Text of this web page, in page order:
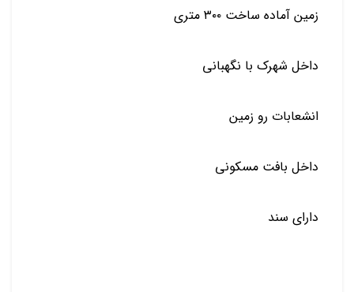
زمین آماده ساخت ۳۰۰ متری
داخل شهرک با نگهبانی
انشعابات رو زمین
داخل بافت مسکونی
دارای سند